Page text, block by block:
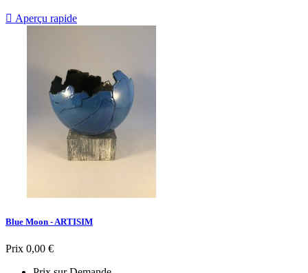
 Aperçu rapide
Blue Moon - ARTISIM
Prix 0,00 €